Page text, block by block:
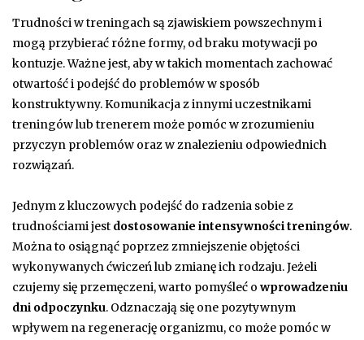
Trudności w treningach są zjawiskiem powszechnym i
mogą przybierać różne formy, od braku motywacji po
kontuzje. Ważne jest, aby w takich momentach zachować
otwartość i podejść do problemów w sposób
konstruktywny. Komunikacja z innymi uczestnikami
treningów lub trenerem może pomóc w zrozumieniu
przyczyn problemów oraz w znalezieniu odpowiednich
rozwiązań.
Jednym z kluczowych podejść do radzenia sobie z
trudnościami jest dostosowanie intensywności treningów.
Można to osiągnąć poprzez zmniejszenie objętości
wykonywanych ćwiczeń lub zmianę ich rodzaju. Jeżeli
czujemy się przemęczeni, warto pomyśleć o wprowadzeniu
dni odpoczynku. Odznaczają się one pozytywnym
wpływem na regenerację organizmu, co może pomóc w